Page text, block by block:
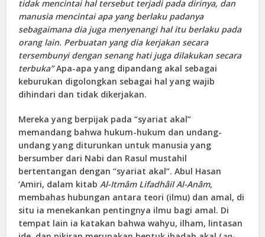
tidak mencintai hal tersebut terjadi pada dirinya, dan
manusia mencintai apa yang berlaku padanya
sebagaimana dia juga menyenangi hal itu berlaku pada
orang lain. Perbuatan yang dia kerjakan secara
tersembunyi dengan senang hati juga dilakukan secara
terbuka”Apa-apa yang dipandang akal sebagai
keburukan digolongkan sebagai hal yang wajib
dihindari dan tidak dikerjakan.
Mereka yang berpijak pada “syariat akal”
memandang bahwa hukum-hukum dan undang-
undang yang diturunkan untuk manusia yang
bersumber dari Nabi dan Rasul mustahil
bertentangan dengan “syariat akal”. Abul Hasan
‘Amiri, dalam kitabAl-Itmâm Lifadhâil Al-Anâm,
membahas hubungan antara teori (ilmu) dan amal, di
situ ia menekankan pentingnya ilmu bagi amal. Di
tempat lain ia katakan bahwa wahyu, ilham, lintasan